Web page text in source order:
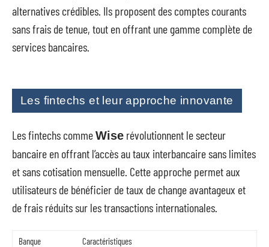
alternatives crédibles. Ils proposent des comptes courants
sans frais de tenue, tout en offrant une gamme complète de
services bancaires.
Les fintechs et leur approche innovante
Les fintechs commeWise révolutionnent le secteur
bancaire en offrant l’accès au taux interbancaire sans limites
et sans cotisation mensuelle. Cette approche permet aux
utilisateurs de bénéficier de taux de change avantageux et
de frais réduits sur les transactions internationales.
Banque
Caractéristiques